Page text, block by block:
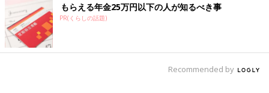
もらえる年金25万円以下の人が知るべき事
PR(くらしの話題)
Recommended by